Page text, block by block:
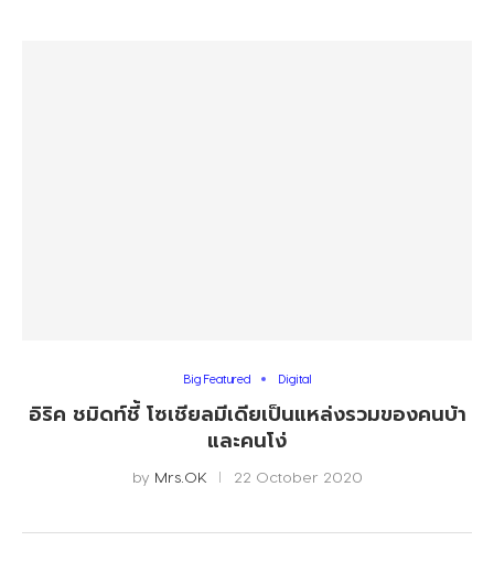
Big Featured Digital
อิริค ชมิดท์ชี้ โซเชียลมีเดียเป็นแหล่งรวมของคนบ้า
และคนโง่
by Mrs.OK 22 October 2020